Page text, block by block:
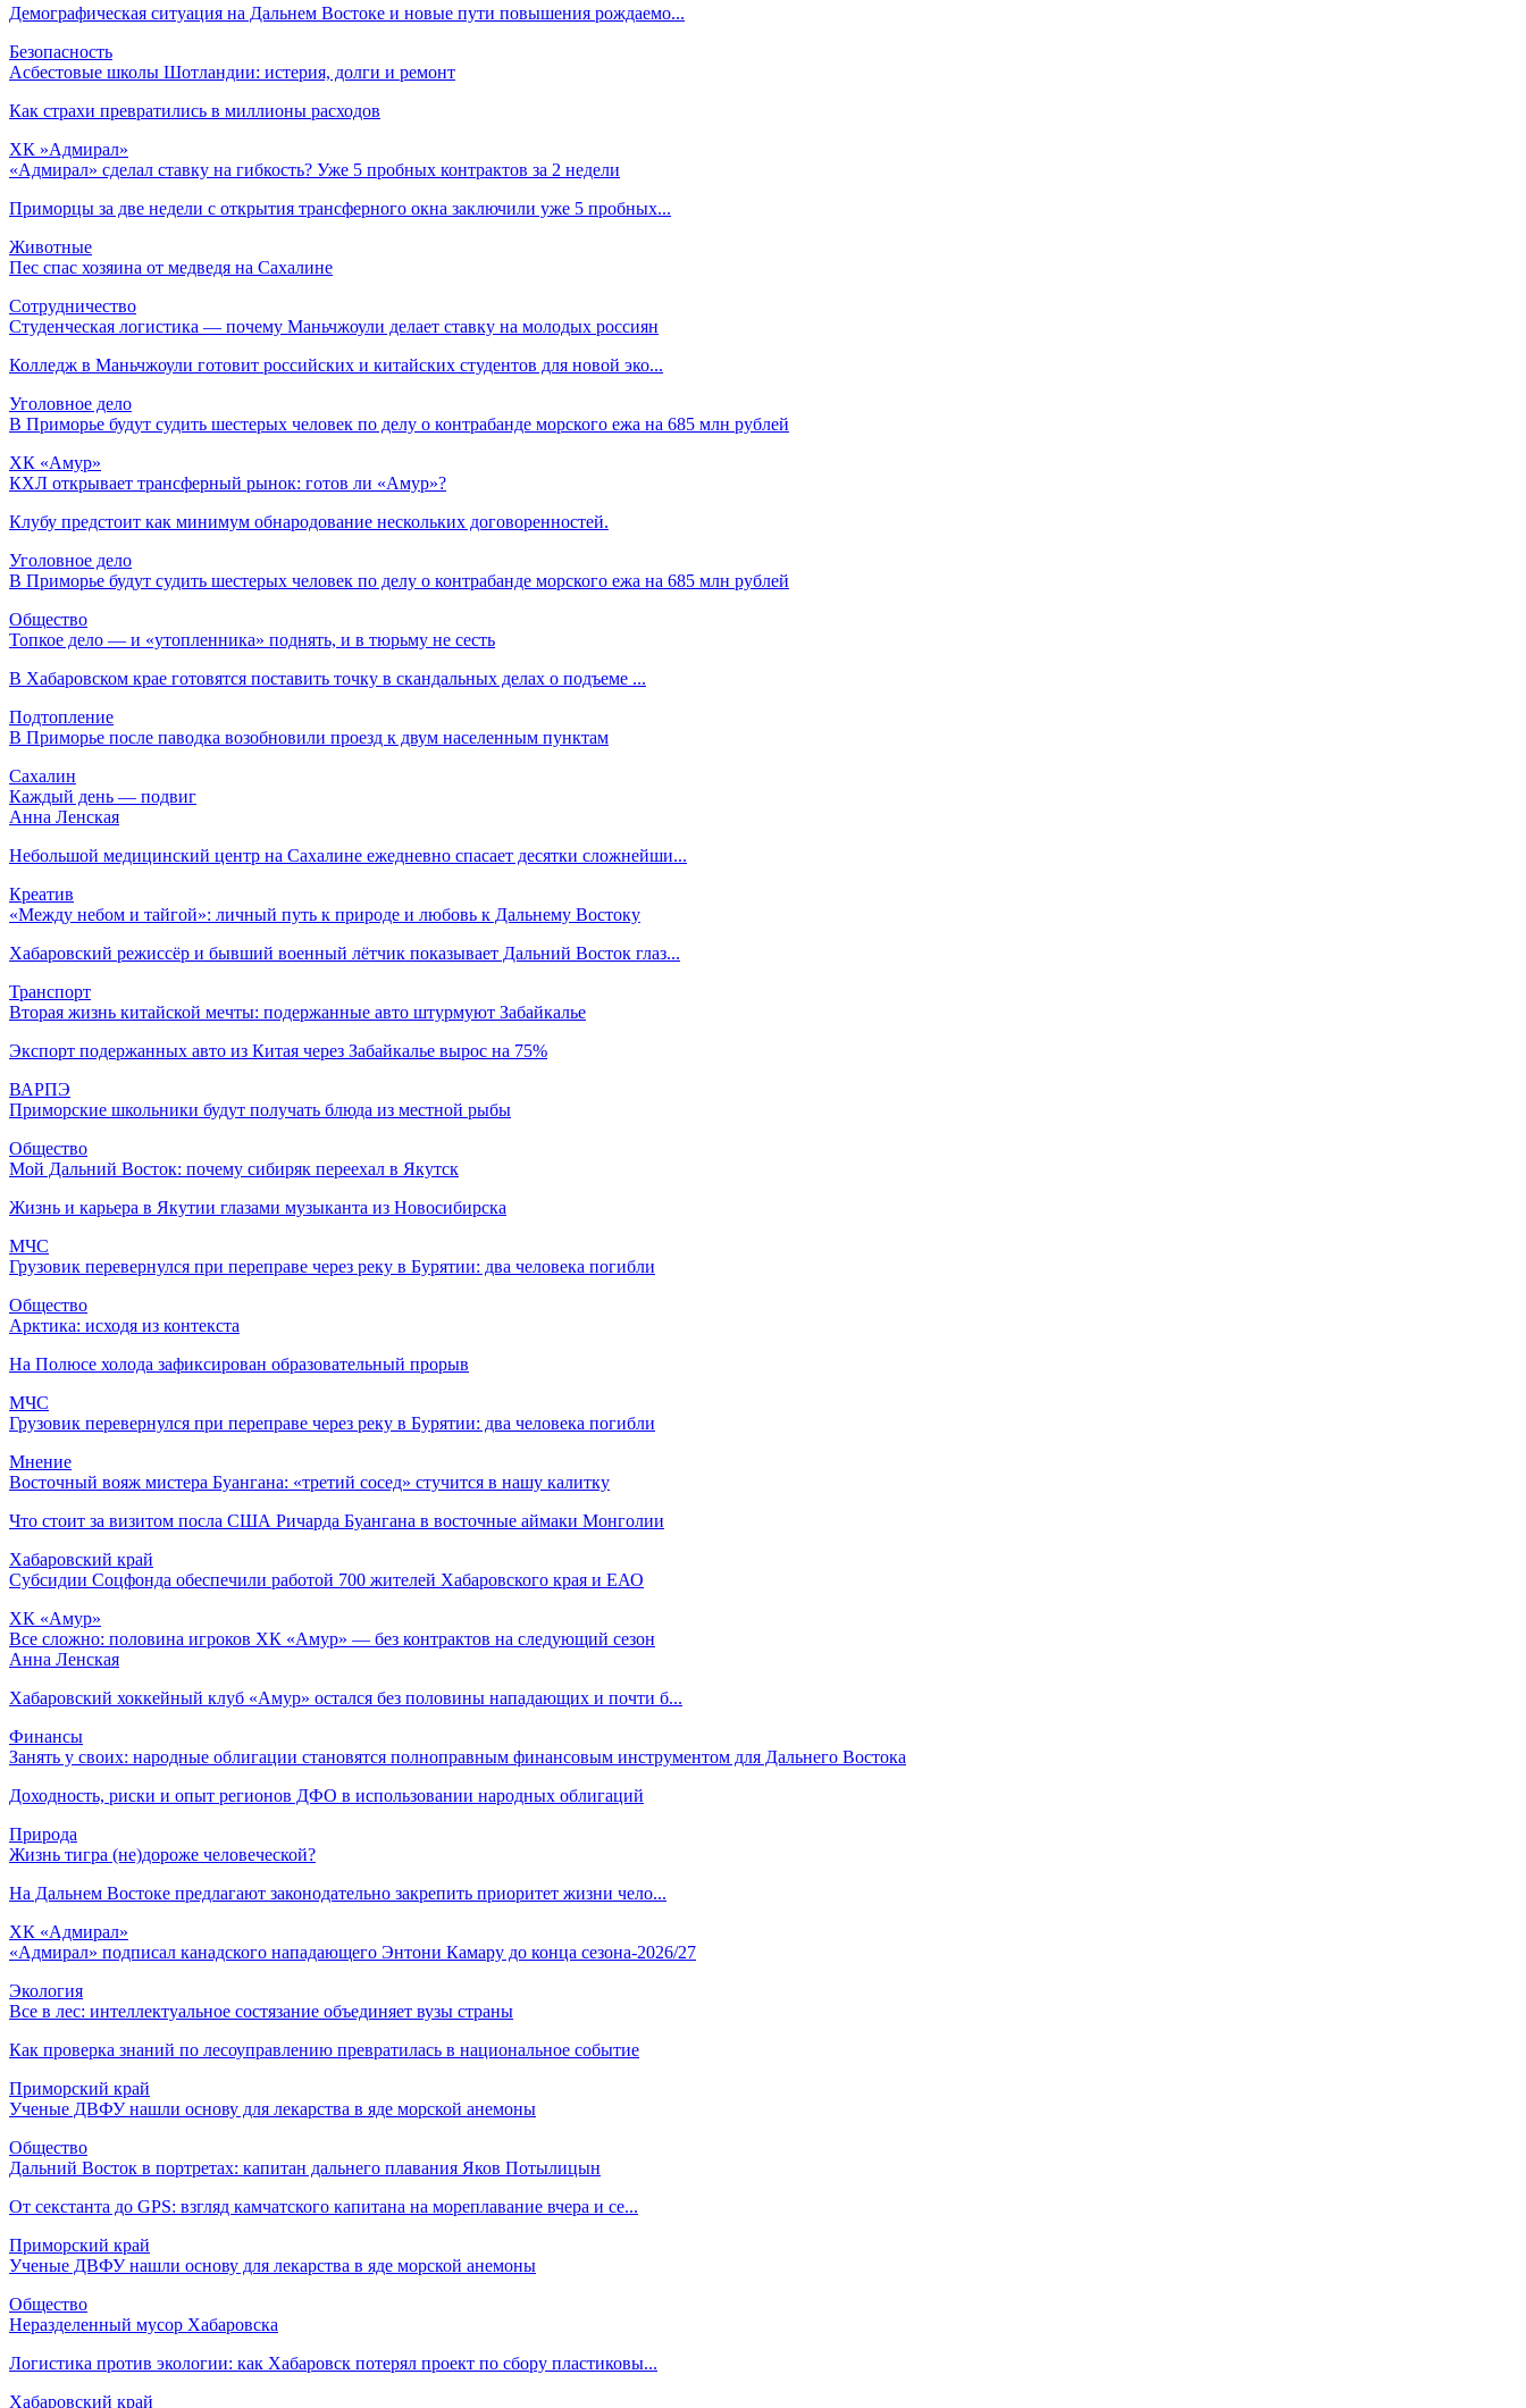
Демографическая ситуация на Дальнем Востоке и новые пути повышения рождаемо...
Безопасность
Асбестовые школы Шотландии: истерия, долги и ремонт
Как страхи превратились в миллионы расходов
ХК »Адмирал»
«Адмирал» сделал ставку на гибкость? Уже 5 пробных контрактов за 2 недели
Приморцы за две недели с открытия трансферного окна заключили уже 5 пробных...
Животные
Пес спас хозяина от медведя на Сахалине
Сотрудничество
Студенческая логистика — почему Маньчжоули делает ставку на молодых россиян
Колледж в Маньчжоули готовит российских и китайских студентов для новой эко...
Уголовное дело
В Приморье будут судить шестерых человек по делу о контрабанде морского ежа на 685 млн рублей
ХК «Амур»
КХЛ открывает трансферный рынок: готов ли «Амур»?
Клубу предстоит как минимум обнародование нескольких договоренностей.
Уголовное дело
В Приморье будут судить шестерых человек по делу о контрабанде морского ежа на 685 млн рублей
Общество
Топкое дело — и «утопленника» поднять, и в тюрьму не сесть
В Хабаровском крае готовятся поставить точку в скандальных делах о подъеме ...
Подтопление
В Приморье после паводка возобновили проезд к двум населенным пунктам
Сахалин
Каждый день — подвиг
Анна Ленская
Небольшой медицинский центр на Сахалине ежедневно спасает десятки сложнейши...
Креатив
«Между небом и тайгой»: личный путь к природе и любовь к Дальнему Востоку
Хабаровский режиссёр и бывший военный лётчик показывает Дальний Восток глаз...
Транспорт
Вторая жизнь китайской мечты: подержанные авто штурмуют Забайкалье
Экспорт подержанных авто из Китая через Забайкалье вырос на 75%
ВАРПЭ
Приморские школьники будут получать блюда из местной рыбы
Общество
Мой Дальний Восток: почему сибиряк переехал в Якутск
Жизнь и карьера в Якутии глазами музыканта из Новосибирска
МЧС
Грузовик перевернулся при переправе через реку в Бурятии: два человека погибли
Общество
Арктика: исходя из контекста
На Полюсе холода зафиксирован образовательный прорыв
МЧС
Грузовик перевернулся при переправе через реку в Бурятии: два человека погибли
Мнение
Восточный вояж мистера Буангана: «третий сосед» стучится в нашу калитку
Что стоит за визитом посла США Ричарда Буангана в восточные аймаки Монголии
Хабаровский край
Субсидии Соцфонда обеспечили работой 700 жителей Хабаровского края и ЕАО
ХК «Амур»
Все сложно: половина игроков ХК «Амур» — без контрактов на следующий сезон
Анна Ленская
Хабаровский хоккейный клуб «Амур» остался без половины нападающих и почти б...
Финансы
Занять у своих: народные облигации становятся полноправным финансовым инструментом для Дальнего Востока
Доходность, риски и опыт регионов ДФО в использовании народных облигаций
Природа
Жизнь тигра (не)дороже человеческой?
На Дальнем Востоке предлагают законодательно закрепить приоритет жизни чело...
ХК «Адмирал»
«Адмирал» подписал канадского нападающего Энтони Камару до конца сезона-2026/27
Экология
Все в лес: интеллектуальное состязание объединяет вузы страны
Как проверка знаний по лесоуправлению превратилась в национальное событие
Приморский край
Ученые ДВФУ нашли основу для лекарства в яде морской анемоны
Общество
Дальний Восток в портретах: капитан дальнего плавания Яков Потылицын
От секстанта до GPS: взгляд камчатского капитана на мореплавание вчера и се...
Приморский край
Ученые ДВФУ нашли основу для лекарства в яде морской анемоны
Общество
Неразделенный мусор Хабаровска
Логистика против экологии: как Хабаровск потерял проект по сбору пластиковы...
Хабаровский край